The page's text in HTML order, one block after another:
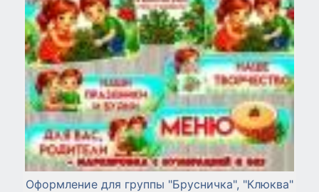
Оформление для группы "Брусничка", "Клюква"